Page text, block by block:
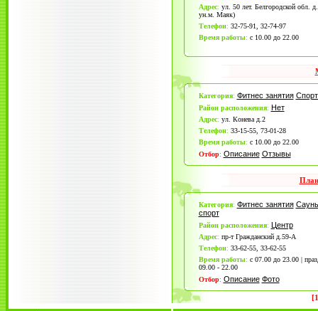
Адрес: ул. 50 лет. Белгородской обл.
ун.м. Маяк)
Телефон: 32-75-91, 32-74-97
Время работы: с 10.00 до 22.00
Категория: Фитнес занятия
Район расположения: Нет
Адрес: ул. Конева д.2
Телефон: 33-15-55, 73-01-28
Время работы: с 10.00 до 22.00
Отбор: Описание Отзывы
Категория: Фитнес занятия
спорт
Район расположения: Центр
Адрес: пр-т Гражданский д.59-А
Телефон: 33-62-55, 33-62-55
Время работы: с 07.00 до 23.00 |
09.00 - 22.00
Отбор: Описание Фото